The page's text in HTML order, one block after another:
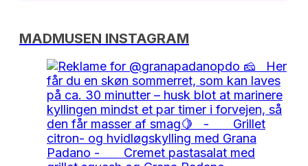
MADMUSEN INSTAGRAM